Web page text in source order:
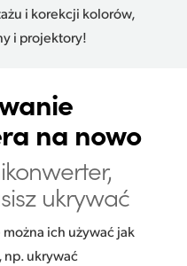
i korekcji kolorów,
i projektory!
na nowo
ukrywać
można ich używać jak
np. ukrywać